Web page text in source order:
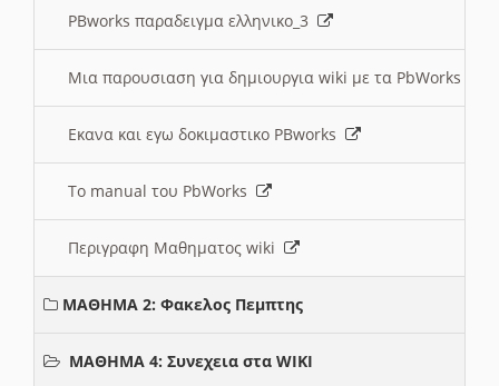
PBworks παραδειγμα ελληνικο_3
Μια παρουσιαση για δημιουργια wiki με τα PbWorks
Εκανα και εγω δοκιμαστικο PBworks
Το manual του PbWorks
Περιγραφη Μαθηματος wiki
ΜΑΘΗΜΑ 2: Φακελος Πεμπτης
ΜΑΘΗΜΑ 4: Συνεχεια στα WIKI